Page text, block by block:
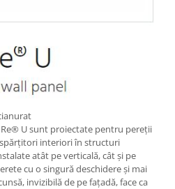
U sunt proiectate pentru pereții
interiori în structuri
atât pe verticală, cât și pe
cu o singură deschidere și mai
invizibilă de pe fațadă, face ca